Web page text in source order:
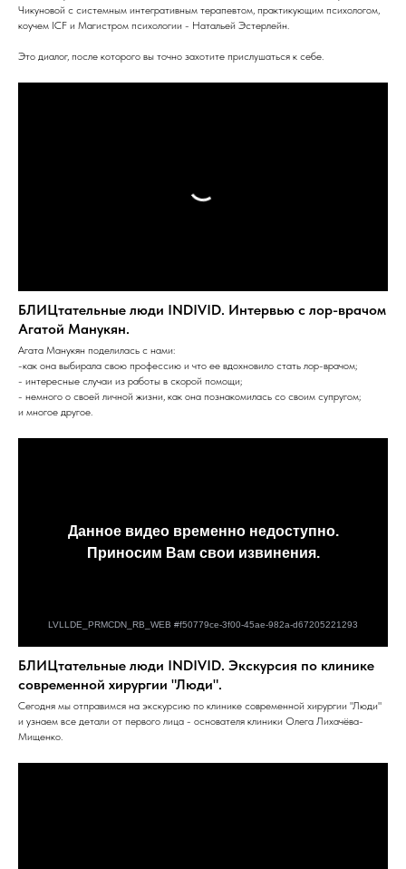
Чикуновой с системным интегративным терапевтом, практикующим психологом,
коучем ICF и Магистром психологии - Натальей Эстерлейн.
Это диалог, после которого вы точно захотите прислушаться к себе.
БЛИЦтательные люди INDIVID. Интервью с лор-врачом
Агатой Манукян.
Агата Манукян поделилась с нами:
-как она выбирала свою профессию и что ее вдохновило стать лор-врачом;
- интересные случаи из работы в скорой помощи;
- немного о своей личной жизни, как она познакомилась со своим супругом;
и многое другое.
БЛИЦтательные люди INDIVID. Экскурсия по клинике
современной хирургии "Люди".
Сегодня мы отправимся на экскурсию по клинике современной хирургии "Люди"
и узнаем все детали от первого лица - основателя клиники Олега Лихачёва-
Мищенко.